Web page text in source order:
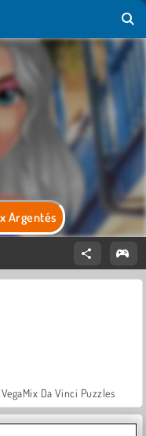
Argentés
VegaMix Da Vinci Puzzles